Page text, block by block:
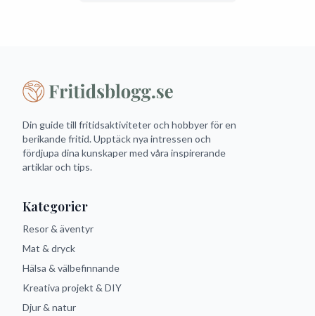
Din guide till fritidsaktiviteter och hobbyer för en
berikande fritid. Upptäck nya intressen och
fördjupa dina kunskaper med våra inspirerande
artiklar och tips.
Kategorier
Resor & äventyr
Mat & dryck
Hälsa & välbefinnande
Kreativa projekt & DIY
Djur & natur